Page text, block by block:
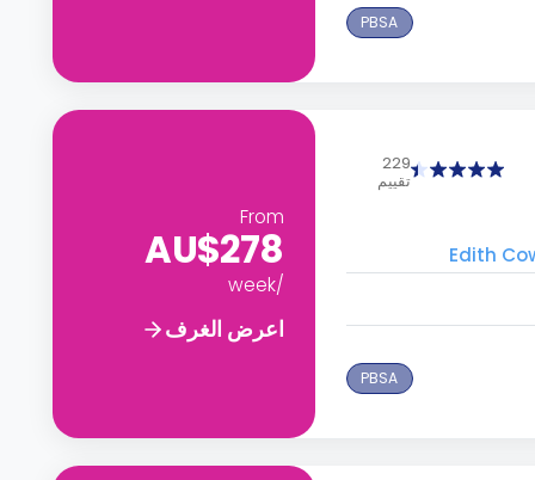
PBSA
229
تقييم
PBSA
From
AU$278
/week
اعرض الغرف